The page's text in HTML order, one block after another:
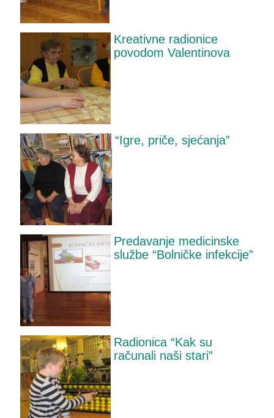
Kreativne radionice
povodom Valentinova
“Igre, priče, sjećanja”
Predavanje medicinske
službe “Bolničke infekcije”
Radionica “Kak su
računali naši stari”